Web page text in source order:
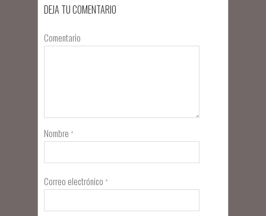
DEJA TU COMENTARIO
Comentario
Nombre *
Correo electrónico *